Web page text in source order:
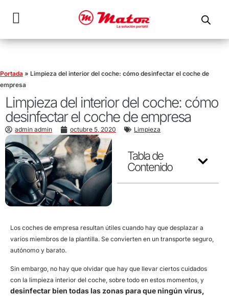
Portada » Limpieza del interior del coche: cómo desinfectar el coche de
empresa
Limpieza del interior del coche: cómo
desinfectar el coche de empresa
admin admin octubre 5, 2020 Limpieza
Tabla de
Contenido
Los coches de empresa resultan útiles cuando hay que desplazar a
varios miembros de la plantilla. Se convierten en un transporte seguro,
autónomo y barato.
Sin embargo, no hay que olvidar que hay que llevar ciertos cuidados
con la limpieza interior del coche, sobre todo en estos momentos, y
desinfectar bien todas las zonas para que ningún virus,